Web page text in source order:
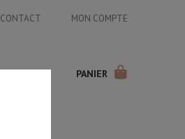
CONTACT MON COMPTE
PANIER